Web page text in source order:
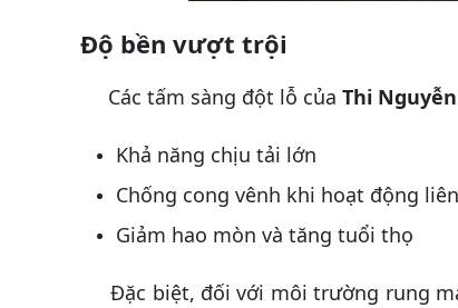
Độ bền vượt trội
Các tấm sàng đột lỗ của Thi
Khả năng chịu tải lớn
Chống cong vênh khi hoạt động
Giảm hao mòn và tăng tuổi thọ
Đặc biệt, đối với môi trường rung